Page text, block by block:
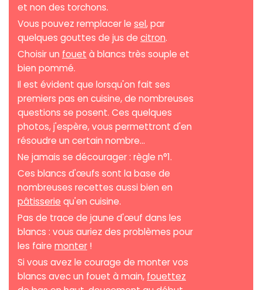
et non des torchons.
Vous pouvez remplacer le sel, par
quelques gouttes de jus de citron.
Choisir un fouet à blancs très souple et
bien pommé.
Il est évident que lorsqu'on fait ses
premiers pas en cuisine, de nombreuses
questions se posent. Ces quelques
photos, j'espère, vous permettront d'en
résoudre un certain nombre...
Ne jamais se décourager : règle n°1.
Ces blancs d'œufs sont la base de
nombreuses recettes aussi bien en
pâtisserie qu'en cuisine.
Pas de trace de jaune d'œuf dans les
blancs : vous auriez des problèmes pour
les faire monter !
Si vous avez le courage de monter vos
blancs avec un fouet à main, fouettez